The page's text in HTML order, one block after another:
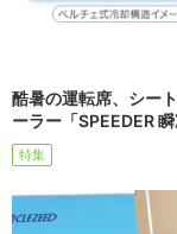
酷暑の運転席、シー
ーラー「SPEEDER
特集